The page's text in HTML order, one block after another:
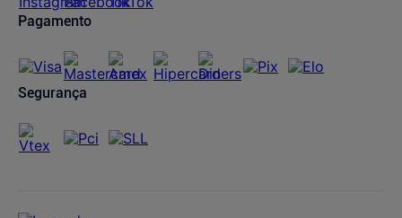
Pagamento
Segurança